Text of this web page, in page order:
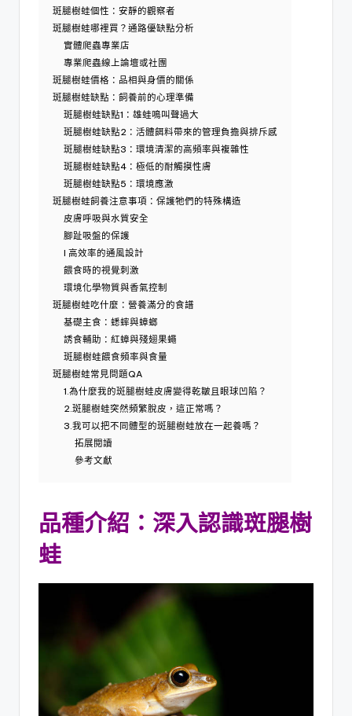
斑腿樹蛙個性：安靜的觀察者
斑腿樹蛙哪裡買？通路優缺點分析
實體爬蟲專業店
專業爬蟲線上論壇或社團
斑腿樹蛙價格：品相與身價的關係
斑腿樹蛙缺點：飼養前的心理準備
斑腿樹蛙缺點1：雄蛙鳴叫聲過大
斑腿樹蛙缺點2：活體餌料帶來的管理負擔與排斥感
斑腿樹蛙缺點3：環境清潔的高頻率與複雜性
斑腿樹蛙缺點4：極低的耐觸摸性膚
斑腿樹蛙缺點5：環境應激
斑腿樹蛙飼養注意事項：保護牠們的特殊構造
皮膚呼吸與水質安全
腳趾吸盤的保護
l 高效率的通風設計
餵食時的視覺刺激
環境化學物質與香氣控制
斑腿樹蛙吃什麼：營養滿分的食譜
基礎主食：蟋蟀與蟑螂
誘食輔助：紅蟑與殘翅果蠅
斑腿樹蛙餵食頻率與食量
斑腿樹蛙常見問題QA
1.為什麼我的斑腿樹蛙皮膚變得乾皺且眼球凹陷？
2.斑腿樹蛙突然頻繁脫皮，這正常嗎？
3.我可以把不同體型的斑腿樹蛙放在一起養嗎？
拓展閱讀
參考文獻
品種介紹：深入認識斑腿樹
蛙